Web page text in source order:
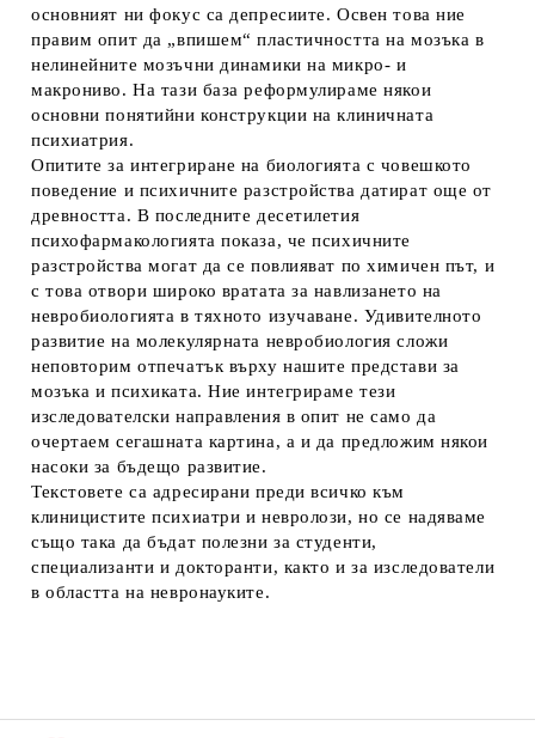
основният ни фокус са депресиите. Освен това ние
правим опит да „впишем“ пластичността на мозъка в
нелинейните мозъчни динамики на микро- и
макрониво. На тази база реформулираме някои
основни понятийни конструкции на клиничната
психиатрия.
Опитите за интегриране на биологията с човешкото
поведение и психичните разстройства датират още от
древността. В последните десетилетия
психофармакологията показа, че психичните
разстройства могат да се повлияват по химичен път, и
с това отвори широко вратата за навлизането на
невробиологията в тяхното изучаване. Удивителното
развитие на молекулярната невробиология сложи
неповторим отпечатък върху нашите представи за
мозъка и психиката. Ние интегрираме тези
изследователски направления в опит не само да
очертаем сегашната картина, а и да предложим някои
насоки за бъдещо развитие.
Текстовете са адресирани преди всичко към
клиницистите психиатри и невролози, но се надяваме
също така да бъдат полезни за студенти,
специализанти и докторанти, както и за изследователи
в областта на невронауките.